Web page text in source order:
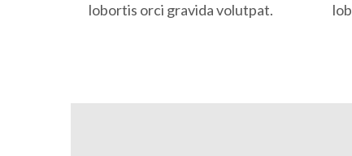
lobortis orci gravida volutpat.